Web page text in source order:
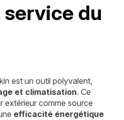
service du
est un outil polyvalent,
et climatisation. Ce
extérieur comme source
efficacité énergétique